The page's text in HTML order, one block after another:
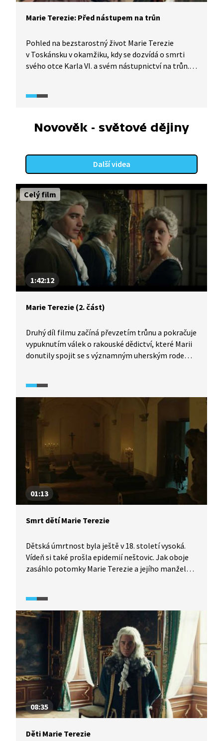
Marie Terezie: Před nástupem na trůn
Pohled na bezstarostný život Marie Terezie
v Toskánsku v okamžiku, kdy se dozvídá o smrti
svého otce Karla VI. a svém nástupnictví na trůn.
který byl velmi úspěšným podnikatelem
Novověk - světové dějiny
Další videa
Celý film
1:42:12
Marie Terezie (2. část)
Druhý díl filmu začíná převzetím trůnu a pokračuje
vypuknutím válek o rakouské dědictví, které Marii
donutily spojit se s významným uherským rodem
Film je zároveň monumentální obrazovou
podívanou z naší historie, jakými jsou například
korunovace Karla VI. českým králem na Pražském
hradě, svatba s Františkem Štěpánem
v augustiniánském kostele ve Vídni nebo
korunovace Marie Terezie uherskou královnou
v Dómu Sv. Martina v dnešní Bratislavě, ale i plesy
a hostiny u císařského dvora nebo dámský
jezdecký karusel v Hofburgu, plavba panovnice
po Dunaji či žehnání rakousko-uherským
armádám.
01:13
Smrt dětí Marie Terezie
Dětská úmrtnost byla ještě v 18. století vysoká.
Vídeň si také prošla epidemií neštovic. Jak oboje
zasáhlo potomky Marie Terezie a jejího manžela
08:35
Děti Marie Terezie